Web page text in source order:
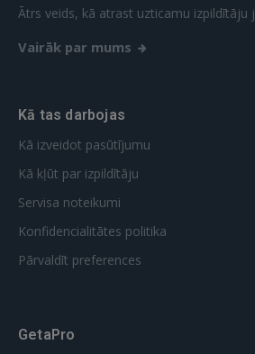
Ātrs veids, kā atrast uzticamu izpildītāju
Vairāk par mums
Kā tas darbojas
Kā izveidot pasūtījumu
Kā kļūt par izpildītāju
Servisa noteikumi
Konfidencialitātes politika
Pārvaldīt preferences
GetaPro